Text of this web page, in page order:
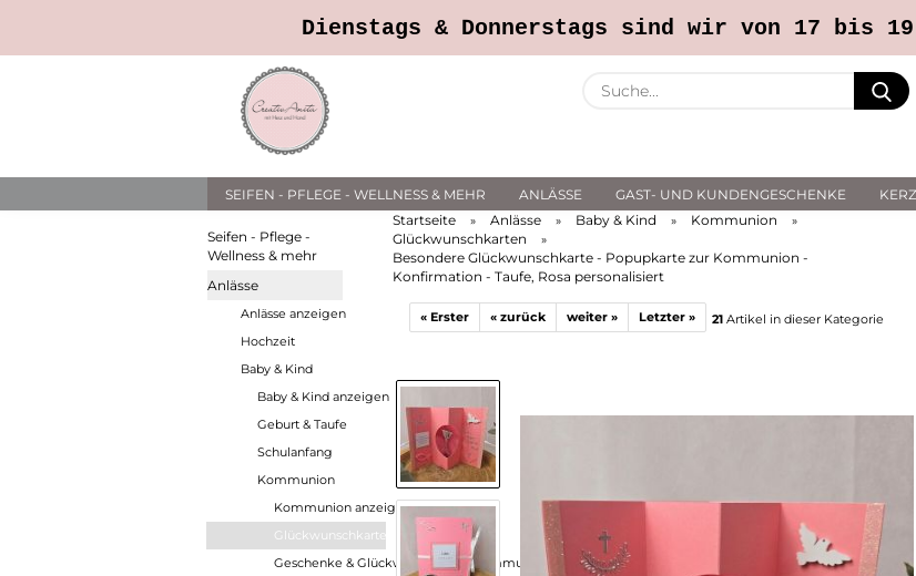
Callback Service % SALE % In
Dienstags & Donnerstags sind wir von 17 bis
SEIFEN - PFLEGE - WELLNESS & MEHR ANLÄSSE GAST- UND KUNDENGESCHENKE
Startseite
» Anlässe » Baby & Kind » Kommunion »
Glückwunschkarten »
Besondere Glückwunschkarte - Popupkarte zur Kommunion -
Konfirmation - Taufe, Rosa personalisiert
« Erster « zurück weiter » Letzter » 21Artikel in dieser Kategorie
Seifen - Pflege -
Wellness & mehr
Anlässe
Anlässe anzeigen
Hochzeit
Baby & Kind
Baby & Kind anzeigen
Geburt & Taufe
Schulanfang
Kommunion
Kommunion anzeigen
Glückwunschkarten
Geschenke & Glückwünsche zur Kommunion